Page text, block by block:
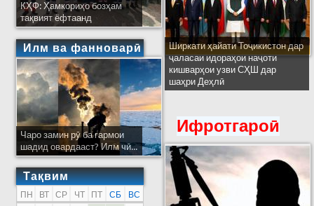
КҲФ: Ҳамкориҳо бозҳам
тақвият ёфтаанд
Илм ва фанноварӣ
Чаро замин рӯ ба гармои
шадид овардааст? Илм чӣ...
Тақвим
ПН ВТ СР ЧТ ПТ СБ
ВС
Ширкати ҳайати Тоҷикистон дар
ҷаласаи идораҳои наҷоти
кишварҳои узви СҲШ дар
шаҳри Деҳлӣ
Ифротгароӣ